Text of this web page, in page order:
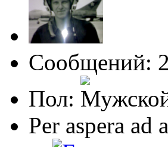
Сообщений:
Пол:
Per aspera ad